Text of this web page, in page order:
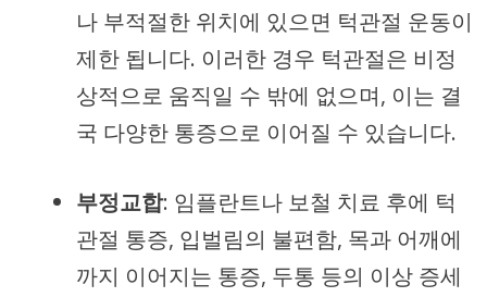
나 부적절한 위치에 있으면 턱관절 운동이
제한 됩니다. 이러한 경우 턱관절은 비정
상적으로 움직일 수 밖에 없으며, 이는 결
국 다양한 통증으로 이어질 수 있습니다.
부정교합: 임플란트나 보철 치료 후에 턱
관절 통증, 입벌림의 불편함, 목과 어깨에
까지 이어지는 통증, 두통 등의 이상 증세